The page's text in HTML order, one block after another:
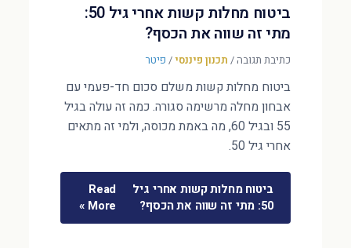
ביטוח מחלות קשות אחרי גיל 50:
מתי זה שווה את הכסף?
כתיבת תגובה/ תכנון פיננסי/ פיטר
ביטוח מחלות קשות משלם סכום חד-פעמי עם
אבחון מחלה מרשימה סגורה. כמה זה עולה בגיל
55 ובגיל 60, מה באמת מכוסה, ולמי זה מתאים
אחרי גיל 50.
ביטוח מחלות קשות אחרי גיל
50: מתי זה שווה את הכסף?
Read
More »